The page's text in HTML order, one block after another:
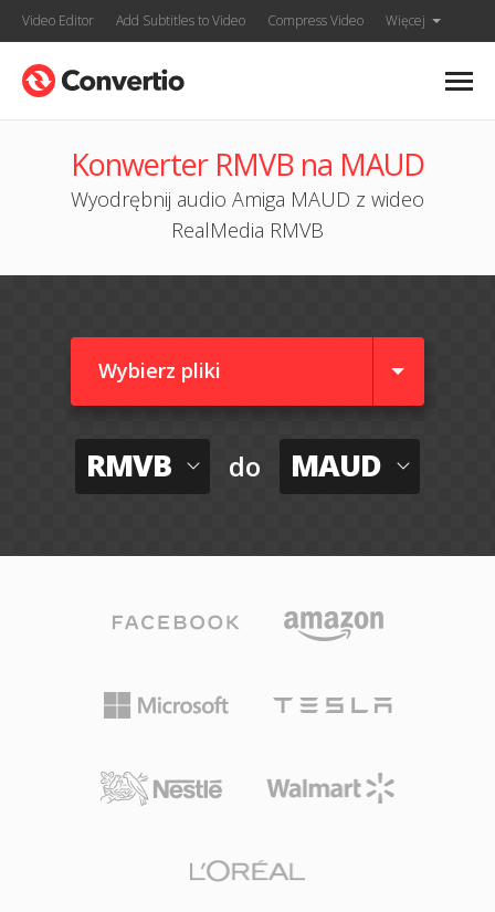
Video Editor Add Subtitles to Video Compress Video Więcej
Konwerter RMVB na MAUD
Wyodrębnij audio Amiga MAUD z wideo
RealMedia RMVB
Wybierz pliki
RMVB do MAUD